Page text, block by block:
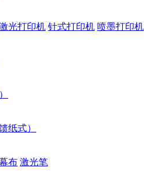
光打印机 针式打印机 喷墨打印机
纸式）
布 激光笔